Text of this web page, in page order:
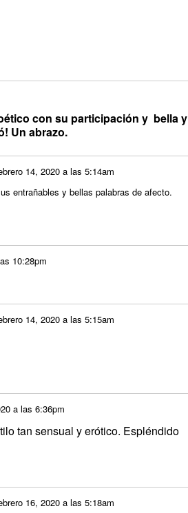
con su participación y bella y
Un abrazo.
14, 2020 a las 5:14am
entrañables y bellas palabras de afecto.
10:28pm
14, 2020 a las 5:15am
a las 6:36pm
tan sensual y erótico. Espléndido
16, 2020 a las 5:18am